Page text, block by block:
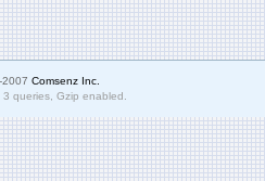
Comsenz Inc.
queries, Gzip enabled.